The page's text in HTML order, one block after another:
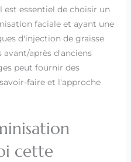
essentiel de choisir un
faciale et ayant une
d'injection de graisse
avant/après d'anciens
peut fournir des
faire et l'approche
cette